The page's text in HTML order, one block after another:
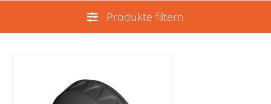
Produkte filtern